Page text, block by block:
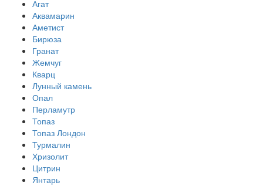
Агат
Аквамарин
Аметист
Бирюза
Гранат
Жемчуг
Кварц
Лунный камень
Опал
Перламутр
Топаз
Топаз Лондон
Турмалин
Хризолит
Цитрин
Янтарь